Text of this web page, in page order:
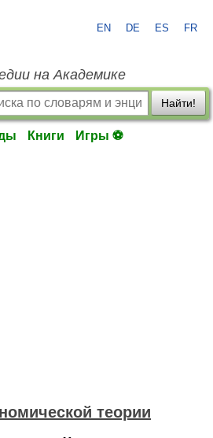
EN DE ES FR
на Академике
Найти!
Книги Игры ⚽
теории